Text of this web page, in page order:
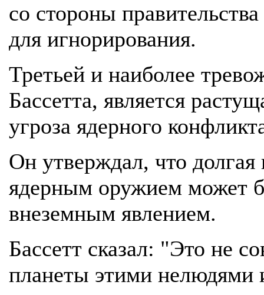
со стороны
для игнорирования.
Третьей и наиболее
Бассетта, является
угроза ядерного
Он утверждал, что долгая
ядерным оружием может
внеземным явлением.
Бассетт сказал: "Это не
планеты этими нелюдями